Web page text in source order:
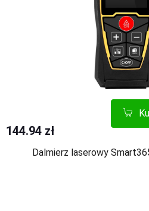
144.94 zł
Dalmierz laserowy